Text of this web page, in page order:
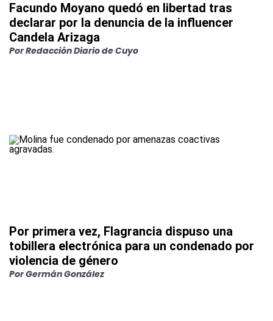
Facundo Moyano quedó en libertad tras
declarar por la denuncia de la influencer
Candela Arizaga
PorRedacción Diario de Cuyo
Por primera vez, Flagrancia dispuso una
tobillera electrónica para un condenado por
violencia de género
PorGermán González